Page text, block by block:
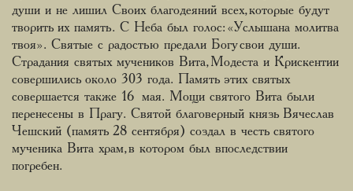
души и не лишил Своих благодеяний всех, которые будут
творить их память. С Неба был голос: «Услышана молитва
твоя». Святые с радостью предали Богу свои души.
Страдания святых мучеников Вита, Модеста и Крискентии
совершились около 303 года. Память этих святых
совершается также 16 мая. Мощи святого Вита были
перенесены в Прагу. Святой благоверный князь Вячеслав
Чешский (память 28 сентября) создал в честь святого
мученика Вита храм, в котором был впоследствии
погребен.